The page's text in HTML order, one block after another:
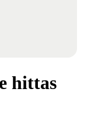
hittas